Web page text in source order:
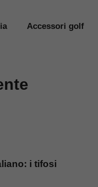
Accessori golf
i tifosi